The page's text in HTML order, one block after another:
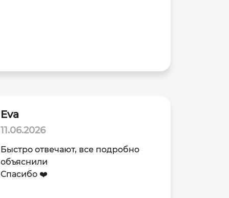
Eva
11.06.2026
Быстро отвечают, все подробно
объяснили
Спасибо ❤️